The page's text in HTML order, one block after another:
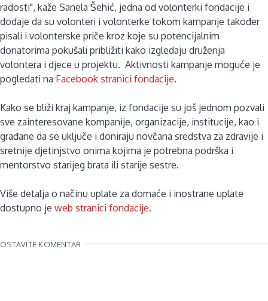
radosti", kaže Sanela Šehić, jedna od volonterki fondacije i
dodaje da su volonteri i volonterke tokom kampanje također
pisali i volonterske priče kroz koje su potencijalnim
donatorima pokušali približiti kako izgledaju druženja
volontera i djece u projektu. Aktivnosti kampanje moguće je
pogledati na Facebook stranici fondacije.
Kako se bliži kraj kampanje, iz fondacije su još jednom pozvali
sve zainteresovane kompanije, organizacije, institucije, kao i
građane da se uključe i doniraju novčana sredstva za zdravije i
sretnije djetinjstvo onima kojima je potrebna podrška i
mentorstvo starijeg brata ili starije sestre.
Više detalja o načinu uplate za domaće i inostrane uplate
dostupno je web stranici fondacije.
OSTAVITE KOMENTAR